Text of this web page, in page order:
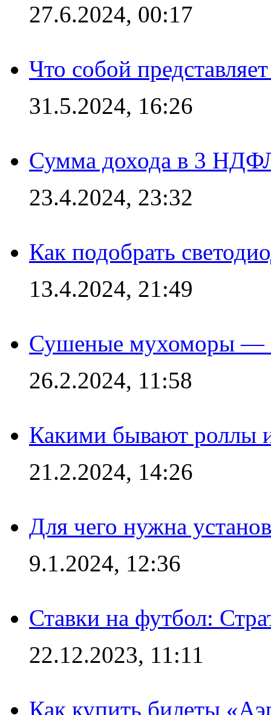
27.6.2024, 00:17
Что собой
31.5.2024, 16:26
Сумма дохода в 3
23.4.2024, 23:32
Как подобрать
13.4.2024, 21:49
Сушеные мухоморы —
26.2.2024, 11:58
Какими бывают роллы
21.2.2024, 14:26
Для чего нужна
9.1.2024, 12:36
Ставки на футбол:
22.12.2023, 11:11
Как купить билеты